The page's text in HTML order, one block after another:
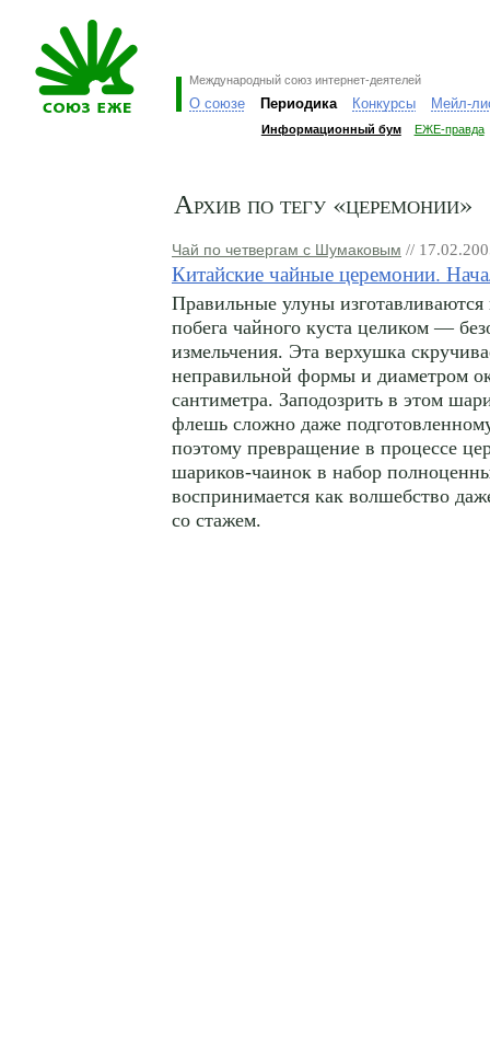
Международный союз интернет-деятелей
О союзе Периодика Конкурсы Мейл-
Информационный бум ЕЖЕ-правда
Архив по тегу «церемонии»
Чай по четвергам с Шумаковым //
Китайские чайные церемонии.
Правильные улуны
побега чайного куста целиком —
измельчения. Эта верхушка
неправильной формы и диаметром
сантиметра. Заподозрить в этом
флешь сложно даже
поэтому превращение в процессе
шариков-чаинок в набор
воспринимается как волшебство
со стажем.